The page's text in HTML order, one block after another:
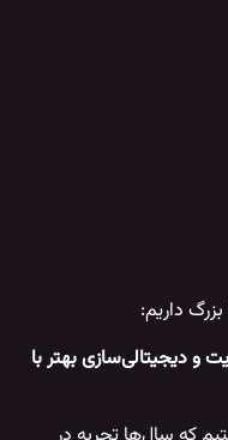
داریم:
و دیجیتالی‌سازی بهتر با